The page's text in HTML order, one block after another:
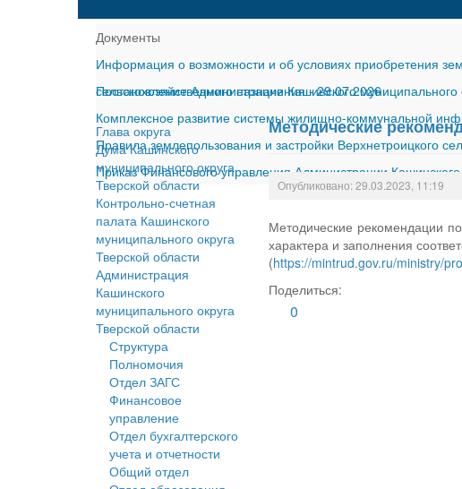
Документы
Информация о возможности и об условиях приобретения
сельскохозяйственного назначения-29.07.2026
Постановление Администрации Кашинского
Комплексное развитие системы жилищно-коммунальной
Правила землепользования и застройки Верхнетроицкого
Приказ Финансового управления Администрации
Глава округа
Дума Кашинского
муниципального округа
Тверской области
Контрольно-счетная
палата Кашинского
муниципального округа
Тверской области
Администрация
Кашинского
муниципального округа
Тверской области
Структура
Полномочия
Отдел ЗАГС
Финансовое
управление
Отдел бухгалтерского
учета и отчетности
Общий отдел
Методические
Опубликовано: 29.03.2023, 11:19
Методические рекомендации
характера и заполнения
(https://mintrud.gov.ru/ministry/
Поделиться:
0